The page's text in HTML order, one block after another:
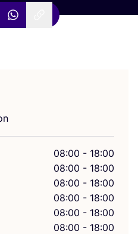
08:00 - 18:00
08:00 - 18:00
08:00 - 18:00
08:00 - 18:00
08:00 - 18:00
08:00 - 18:00